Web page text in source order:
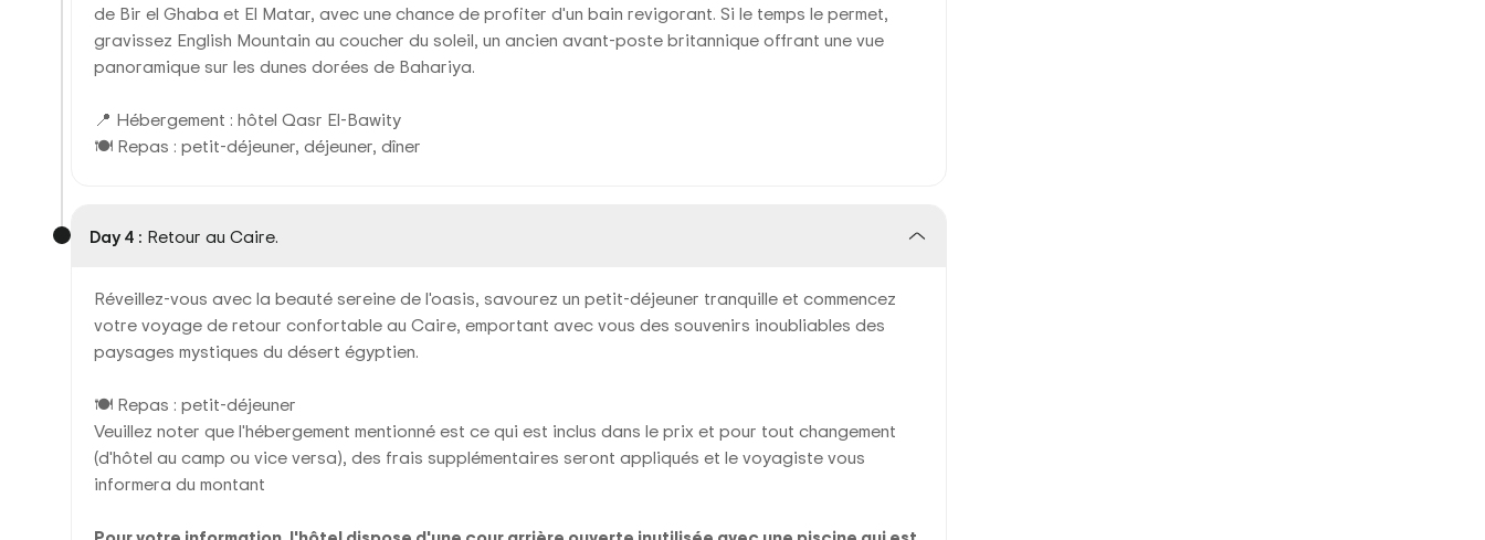
de Bir el Ghaba et El Matar, avec une chance de profiter d'un bain revigorant. Si le temps le permet,
gravissez English Mountain au coucher du soleil, un ancien avant-poste britannique offrant une vue
panoramique sur les dunes dorées de Bahariya.
📍 Hébergement : hôtel Qasr El-Bawity
🍽 Repas : petit-déjeuner, déjeuner, dîner
Day 4 : Retour au Caire.
Réveillez-vous avec la beauté sereine de l'oasis, savourez un petit-déjeuner tranquille et commencez
votre voyage de retour confortable au Caire, emportant avec vous des souvenirs inoubliables des
paysages mystiques du désert égyptien.
🍽 Repas : petit-déjeuner
Veuillez noter que l'hébergement mentionné est ce qui est inclus dans le prix et pour tout changement
(d'hôtel au camp ou vice versa), des frais supplémentaires seront appliqués et le voyagiste vous
informera du montant